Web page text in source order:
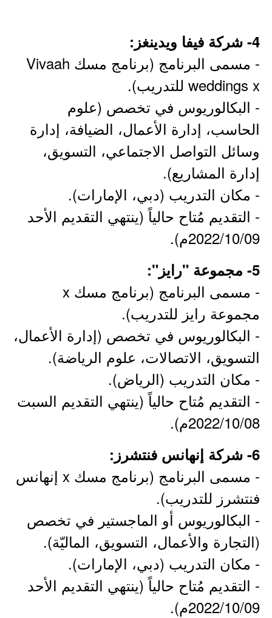
4- شركة فيفا ويدينغز:
- مسمى البرنامج (برنامج مسك Vivaah
weddings x للتدريب).
- البكالوريوس في تخصص (علوم
الحاسب، إدارة الأعمال، الضيافة، إدارة
وسائل التواصل الاجتماعي، التسويق،
إدارة المشاريع).
- مكان التدريب (دبي، الإمارات).
- التقديم مُتاح حالياً (ينتهي التقديم الأحد
2022/10/09م).
5- مجموعة "رايز":
- مسمى البرنامج (برنامج مسك x
مجموعة رايز للتدريب).
- البكالوريوس في تخصص (إدارة الأعمال،
التسويق، الاتصالات، علوم الرياضة).
- مكان التدريب (الرياض).
- التقديم مُتاح حالياً (ينتهي التقديم السبت
2022/10/08م).
6- شركة إنهانس فنتشرز:
- مسمى البرنامج (برنامج مسك x إنهانس
فنتشرز للتدريب).
- البكالوريوس أو الماجستير في تخصص
(التجارة والأعمال، التسويق، الماليّة).
- مكان التدريب (دبي، الإمارات).
- التقديم مُتاح حالياً (ينتهي التقديم الأحد
2022/10/09م).